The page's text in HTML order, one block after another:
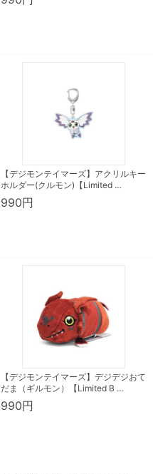
【デジモンテイマーズ】アクリルキー
ホルダー(クルモン)【Limited …
990円
【デジモンテイマーズ】デジデジおて
だま（ギルモン）【Limited B …
990円